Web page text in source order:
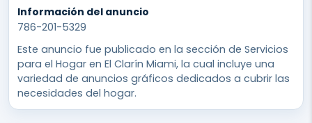
Información del anuncio
786-201-5329
Este anuncio fue publicado en la sección de Servicios
para el Hogar en El Clarín Miami, la cual incluye una
variedad de anuncios gráficos dedicados a cubrir las
necesidades del hogar.